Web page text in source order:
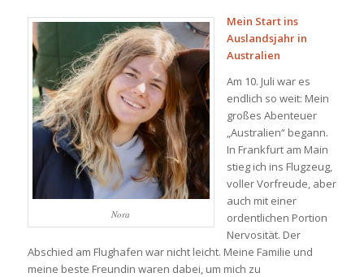
Nora
Mein Start ins
Auslandsjahr in
Australien
Am 10. Juli war es
endlich so weit: Mein
großes Abenteuer
„Australien“ begann.
In Frankfurt am Main
stieg ich ins Flugzeug,
voller Vorfreude, aber
auch mit einer
ordentlichen Portion
Nervosität. Der
Abschied am Flughafen war nicht leicht. Meine Familie und
meine beste Freundin waren dabei, um mich zu